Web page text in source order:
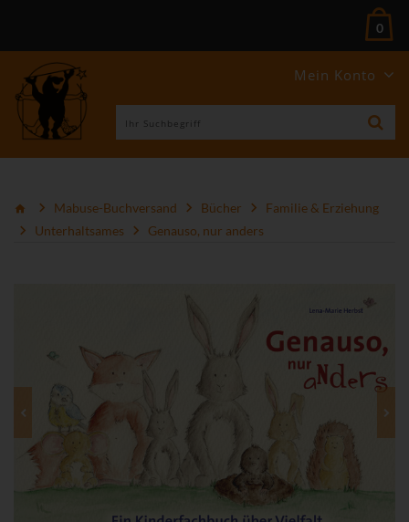
Mein Konto
0
Mabuse-Buchversand Bücher
Familie & Erziehung
Unterhaltsames
Genauso, nur anders